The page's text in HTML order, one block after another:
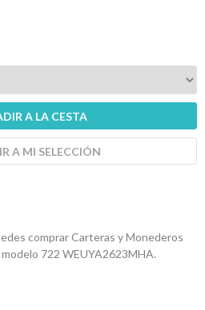
A LA CESTA
A MI SELECCIÓN
comprar Carteras y Monederos
722 WEUYA2623MHA.